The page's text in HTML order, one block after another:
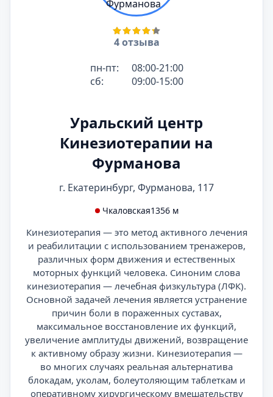
4 отзыва
пн-пт:
08:00-21:00
сб:
09:00-15:00
Уральский центр
Кинезиотерапии на
Фурманова
г. Екатеринбург, Фурманова, 117
Чкаловская1356 м
Кинезиотерапия — это метод активного лечения
и реабилитации с использованием тренажеров,
различных форм движения и естественных
моторных функций человека. Синоним слова
кинезиотерапия — лечебная физкультура (ЛФК).
Основной задачей лечения является устранение
причин боли в пораженных суставах,
максимальное восстановление их функций,
увеличение амплитуды движений, возвращение
к активному образу жизни. Кинезиотерапия —
во многих случаях реальная альтернатива
блокадам, уколам, болеутоляющим таблеткам и
оперативному хирургическому вмешательству